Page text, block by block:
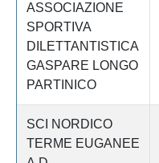
ASSOCIAZIONE
SPORTIVA
DILETTANTISTICA
GASPARE LONGO
PARTINICO
SCI NORDICO
TERME EUGANEE